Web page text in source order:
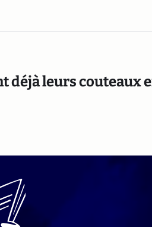
déjà leurs couteaux